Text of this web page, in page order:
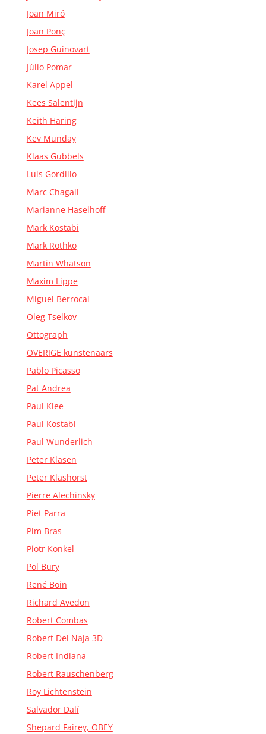
Joan Miró
Joan Ponç
Josep Guinovart
Júlio Pomar
Karel Appel
Kees Salentijn
Keith Haring
Kev Munday
Klaas Gubbels
Luis Gordillo
Marc Chagall
Marianne Haselhoff
Mark Kostabi
Mark Rothko
Martin Whatson
Maxim Lippe
Miguel Berrocal
Oleg Tselkov
Ottograph
OVERIGE kunstenaars
Pablo Picasso
Pat Andrea
Paul Klee
Paul Kostabi
Paul Wunderlich
Peter Klasen
Peter Klashorst
Pierre Alechinsky
Piet Parra
Pim Bras
Piotr Konkel
Pol Bury
René Boin
Richard Avedon
Robert Combas
Robert Del Naja 3D
Robert Indiana
Robert Rauschenberg
Roy Lichtenstein
Salvador Dalí
Shepard Fairey, OBEY